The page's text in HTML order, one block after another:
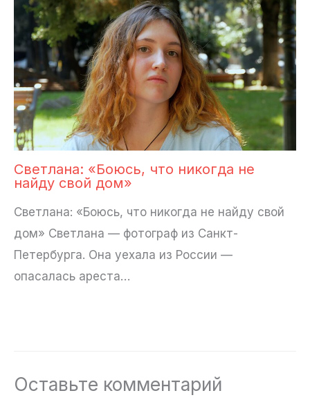
Светлана: «Боюсь, что никогда не
найду свой дом»
Светлана: «Боюсь, что никогда не найду свой
дом» Светлана — фотограф из Санкт-
Петербурга. Она уехала из России —
опасалась ареста…
Оставьте комментарий